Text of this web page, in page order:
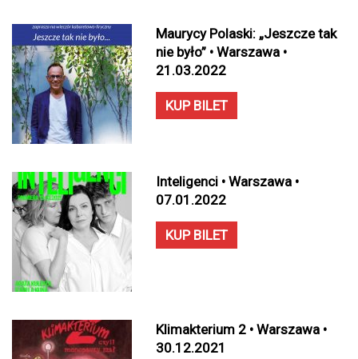
Maurycy Polaski: „Jeszcze tak
nie było” • Warszawa •
21.03.2022
KUP BILET
Inteligenci • Warszawa •
07.01.2022
KUP BILET
Klimakterium 2 • Warszawa •
30.12.2021